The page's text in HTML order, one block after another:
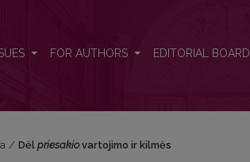
FOR AUTHORS EDITORIAL BOARD
/ Dėl priesakiovartojimo ir kilmės